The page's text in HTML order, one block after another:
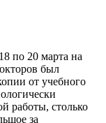
по 20 марта на
был
от учебного
работы, столько
за